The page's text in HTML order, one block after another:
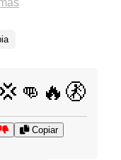
para un toque
los más
Copiar